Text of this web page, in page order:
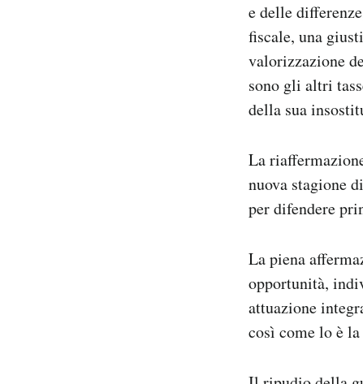
e delle
fiscale, una
valorizzazione
sono gli altri
della sua
La
nuova stagione
per difendere
La piena
opportunità,
attuazione
così come lo è